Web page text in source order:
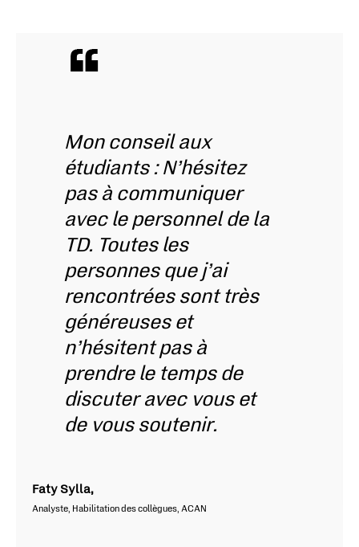
Mon conseil aux
étudiants : N’hésitez
pas à communiquer
avec le personnel de la
TD. Toutes les
personnes que j’ai
rencontrées sont très
généreuses et
n’hésitent pas à
prendre le temps de
discuter avec vous et
de vous soutenir.
Faty Sylla,
Analyste, Habilitation des collègues, ACAN